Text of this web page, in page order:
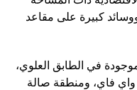
كبيرة على مقاعد
في الطابق العلوي،
واي فاي، ومنطقة صالة